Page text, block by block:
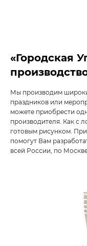
«Городская
Мы производим
праздников или
можете приобрести
производителя. Как с
готовым рисунком.
помогут Вам
всей России, по